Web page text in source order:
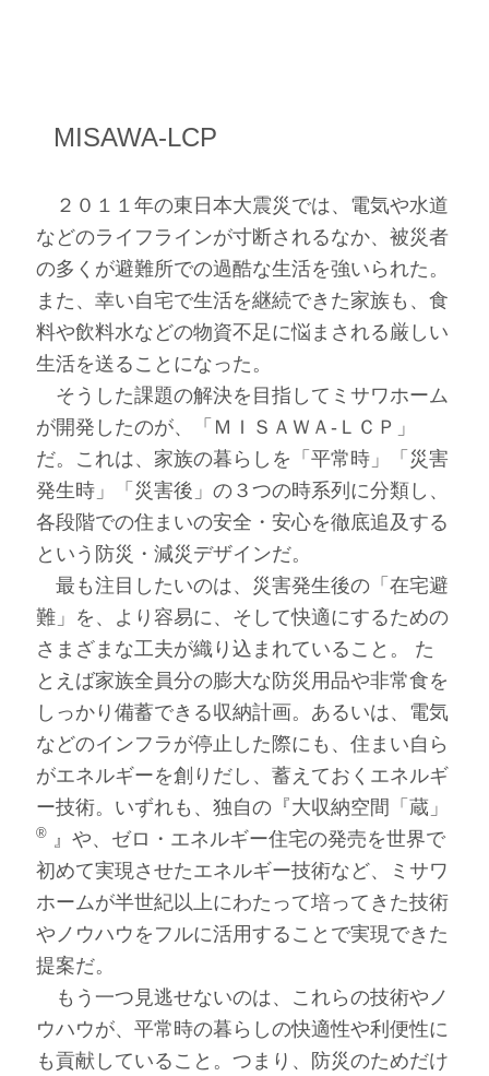
MISAWA-LCP
２０１１年の東日本大震災では、電気や水道
などのライフラインが寸断されるなか、被災者
の多くが避難所での過酷な生活を強いられた。
また、幸い自宅で生活を継続できた家族も、食
料や飲料水などの物資不足に悩まされる厳しい
生活を送ることになった。
そうした課題の解決を目指してミサワホーム
が開発したのが、「ＭＩＳＡＷＡ‐ＬＣＰ」
だ。これは、家族の暮らしを「平常時」「災害
発生時」「災害後」の３つの時系列に分類し、
各段階での住まいの安全・安心を徹底追及する
という防災・減災デザインだ。
最も注目したいのは、災害発生後の「在宅避
難」を、より容易に、そして快適にするための
さまざまな工夫が織り込まれていること。 た
とえば家族全員分の膨大な防災用品や非常食を
しっかり備蓄できる収納計画。あるいは、電気
などのインフラが停止した際にも、住まい自ら
がエネルギーを創りだし、蓄えておくエネルギ
ー技術。いずれも、独自の『大収納空間「蔵」
®』や、ゼロ・エネルギー住宅の発売を世界で
初めて実現させたエネルギー技術など、ミサワ
ホームが半世紀以上にわたって培ってきた技術
やノウハウをフルに活用することで実現できた
提案だ。
もう一つ見逃せないのは、これらの技術やノ
ウハウが、平常時の暮らしの快適性や利便性に
も貢献していること。つまり、防災のためだけ